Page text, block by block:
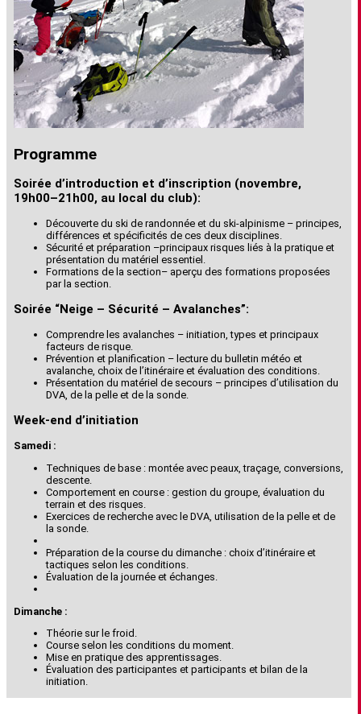
Programme
Soirée d’introduction et d’inscription (novembre,
19h00–21h00, au local du club):
Découverte du ski de randonnée et du ski-alpinisme – principes,
différences et spécificités de ces deux disciplines.
Sécurité et préparation –principaux risques liés à la pratique et
présentation du matériel essentiel.
Formations de la section– aperçu des formations proposées
par la section.
Soirée “Neige – Sécurité – Avalanches”:
Comprendre les avalanches – initiation, types et principaux
facteurs de risque.
Prévention et planification – lecture du bulletin météo et
avalanche, choix de l’itinéraire et évaluation des conditions.
Présentation du matériel de secours – principes d’utilisation du
DVA, de la pelle et de la sonde.
Week-end d’initiation
Samedi :
Techniques de base : montée avec peaux, traçage, conversions,
descente.
Comportement en course : gestion du groupe, évaluation du
terrain et des risques.
Exercices de recherche avec le DVA, utilisation de la pelle et de
la sonde.
Préparation de la course du dimanche : choix d’itinéraire et
tactiques selon les conditions.
Évaluation de la journée et échanges.
Dimanche :
Théorie sur le froid.
Course selon les conditions du moment.
Mise en pratique des apprentissages.
Évaluation des participantes et participants et bilan de la
initiation.